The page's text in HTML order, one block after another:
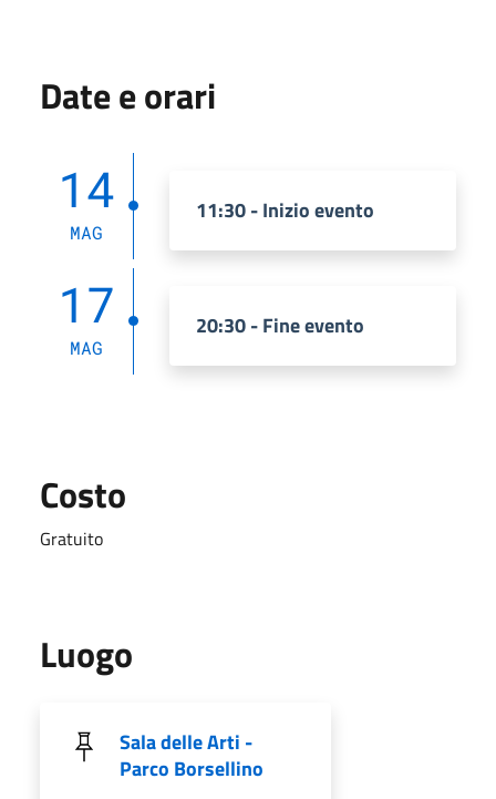
Date e orari
14
MAG
11:30 - Inizio evento
17
MAG
20:30 - Fine evento
Costo
Gratuito
Luogo
Sala delle Arti -
Parco Borsellino